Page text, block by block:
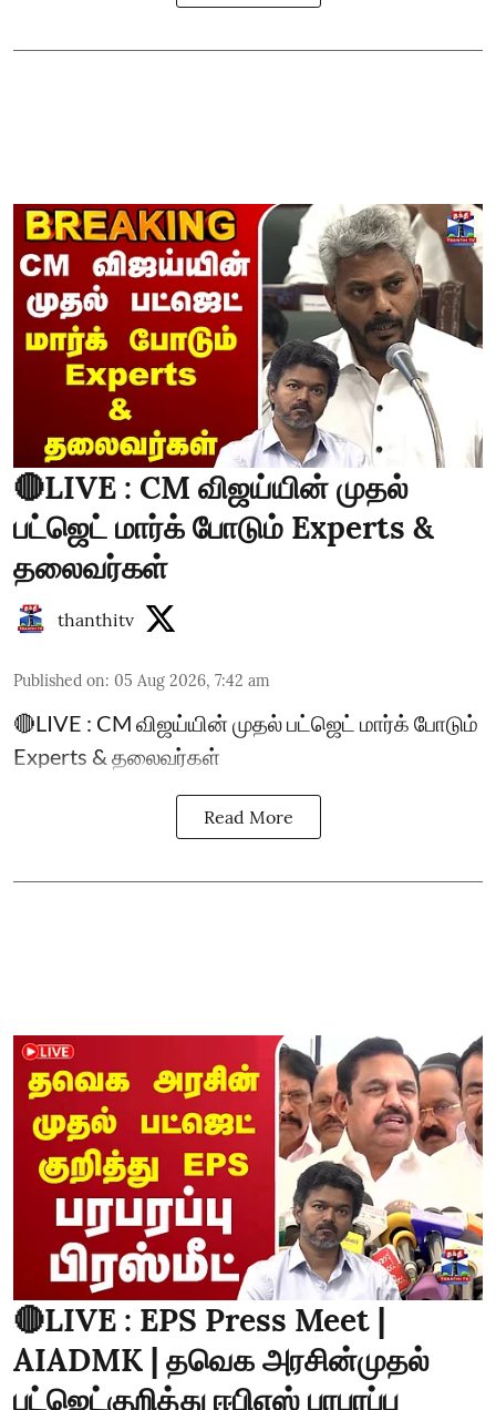
🔴LIVE : CM விஜய்யின் முதல்
பட்ஜெட் மார்க் போடும் Experts &
தலைவர்கள்
thanthitv
Published on: 05 Aug 2026, 7:42 am
🔴LIVE : CM விஜய்யின் முதல் பட்ஜெட் மார்க் போடும்
Experts & தலைவர்கள்
Read More
🔴LIVE : EPS Press Meet |
AIADMK | தவெக அரசின்முதல்
பட்ஜெட்குறித்து ஈபிஎஸ் பரபரப்பு